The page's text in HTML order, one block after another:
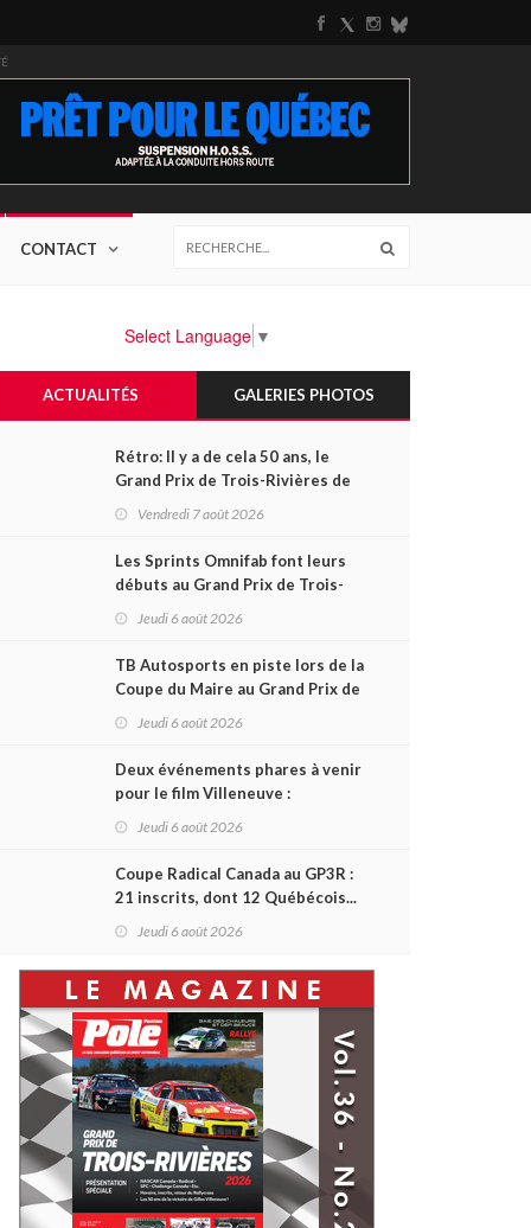
CONTACT
Select Language ▼
ACTUALITÉS GALERIES PHOTOS
Rétro: Il y a de cela 50 ans, le
Grand Prix de Trois-Rivières de
1976
Vendredi 7 août 2026
Les Sprints Omnifab font leurs
débuts au Grand Prix de Trois-
Rivières avec un format inspiré
Jeudi 6 août 2026
TB Autosports en piste lors de la
Coupe du Maire au Grand Prix de
Trois-Rivières
Jeudi 6 août 2026
Deux événements phares à venir
pour le film Villeneuve :
L'ascension d'une légende (+
Jeudi 6 août 2026
Coupe Radical Canada au GP3R :
21 inscrits, dont 12 Québécois...
et un premier gain d'Antoine
Jeudi 6 août 2026